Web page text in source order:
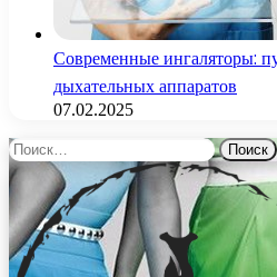
Современные ингаляторы:
дыхательных аппаратов
07.02.2025
Найти: